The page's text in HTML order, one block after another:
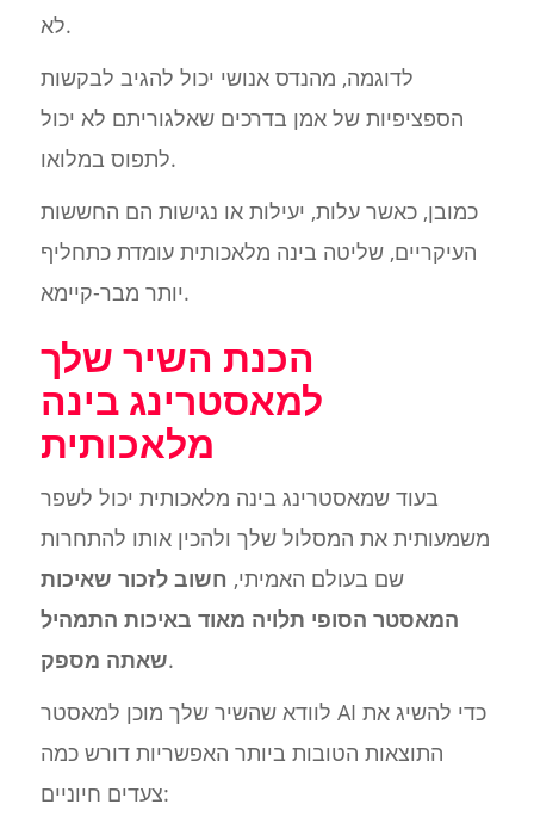
לא.
לדוגמה, מהנדס אנושי יכול להגיב לבקשות
הספציפיות של אמן בדרכים שאלגוריתם לא יכול
לתפוס במלואו.
כמובן, כאשר עלות, יעילות או נגישות הם החששות
העיקריים, שליטה בינה מלאכותית עומדת כתחליף
יותר מבר-קיימא.
הכנת השיר שלך
למאסטרינג בינה
מלאכותית
בעוד שמאסטרינג בינה מלאכותית יכול לשפר
משמעותית את המסלול שלך ולהכין אותו להתחרות
שם בעולם האמיתי, חשוב לזכור שאיכות
המאסטר הסופי תלויה מאוד באיכות התמהיל
שאתה מספק.
לוודא שהשיר שלך מוכן למאסטר AI כדי להשיג את
התוצאות הטובות ביותר האפשריות דורש כמה
צעדים חיוניים: